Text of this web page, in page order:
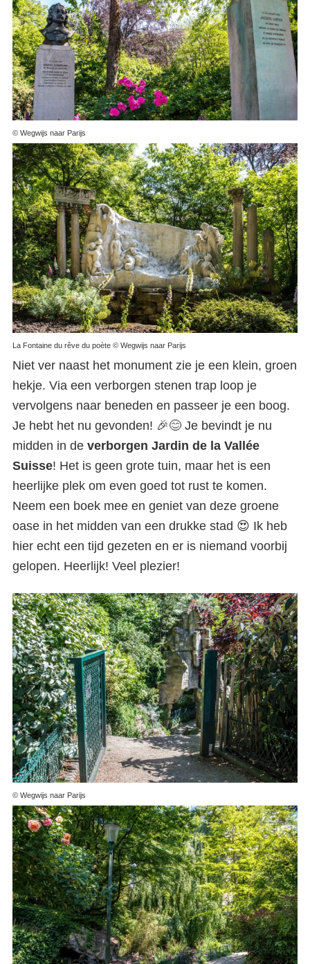
© Wegwijs naar Parijs
La Fontaine du rêve du poète © Wegwijs naar Parijs
Niet ver naast het monument zie je een klein, groen
hekje. Via een verborgen stenen trap loop je
vervolgens naar beneden en passeer je een boog.
Je hebt het nu gevonden! 🎉😊 Je bevindt je nu
midden in de verborgen Jardin de la Vallée
Suisse! Het is geen grote tuin, maar het is een
heerlijke plek om even goed tot rust te komen.
Neem een boek mee en geniet van deze groene
oase in het midden van een drukke stad 😍 Ik heb
hier echt een tijd gezeten en er is niemand voorbij
gelopen. Heerlijk! Veel plezier!
© Wegwijs naar Parijs